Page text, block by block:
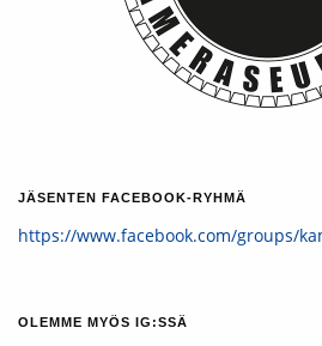
JÄSENTEN FACEBOOK-RYHMÄ
https://www.facebook.com/groups/
OLEMME MYÖS IG:SSÄ